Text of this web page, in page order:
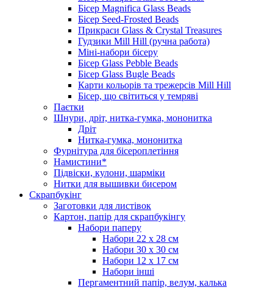
Бісер Magnifica Glass Beads
Бісер Seed-Frosted Beads
Прикраси Glass & Crystal Treasures
Гудзики Mill Hill (ручна работа)
Міні-набори бісеру
Бісер Glass Pebble Beads
Бісер Glass Bugle Beads
Карти кольорів та трежерсів Mill Hill
Бісер, що світиться у темряві
Паєтки
Шнури, дріт, нитка-гумка, мононитка
Дріт
Нитка-гумка, мононитка
Фурнітура для бісероплетіння
Намистини*
Підвіски, кулони, шарміки
Нитки для вышивки бисером
Скрапбукінг
Заготовки для листівок
Картон, папір для скрапбукінгу
Набори паперу
Набори 22 х 28 см
Набори 30 х 30 см
Набори 12 х 17 см
Набори інші
Пергаментний папір, велум, калька